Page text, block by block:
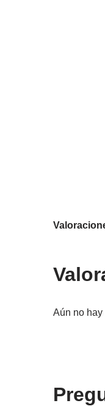
Aún no hay